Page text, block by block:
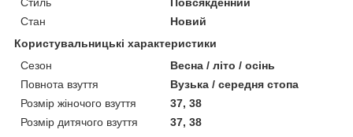
Стиль
Повсякденний
Стан
Новий
Користувальницькі характеристики
Сезон
Весна / літо / осінь
Повнота взуття
Вузька / середня стопа
Розмір жіночого взуття
37, 38
Розмір дитячого взуття
37, 38